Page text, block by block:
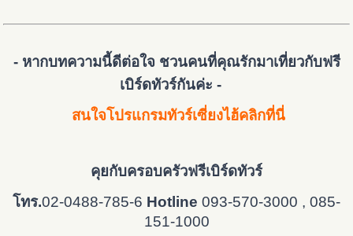
- หากบทความนี้ดีต่อใจ ชวนคนที่คุณรักมาเที่ยวกับฟรี
เบิร์ดทัวร์กันค่ะ -
สนใจโปรแกรมทัวร์เซี่ยงไฮ้คลิกที่นี่
คุยกับครอบครัวฟรีเบิร์ดทัวร์
โทร.02-0488-785-6 Hotline 093-570-3000 , 085-
151-1000